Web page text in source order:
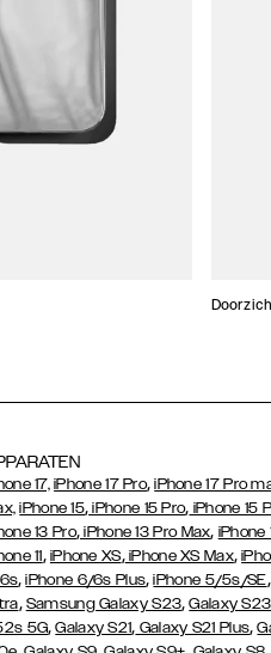
17, iPhone 17 Pro,iPhone 17 Pro
iPhone 15, iPhone 15 Pro, iPhone 15
13 Pro, iPhone 13 Pro Max, iPhone
11, iPhone XS,iPhone XS Max,
,iPhone 6/6s Plus,iPhone 5/5s/SE,
, Samsung Galaxy S23,Galaxy
5G,Galaxy S21, Galaxy S21 Plus,